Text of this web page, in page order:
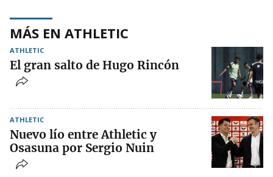
MÁS EN ATHLETIC
ATHLETIC
El gran salto de Hugo Rincón
ATHLETIC
Nuevo lío entre Athletic y
Osasuna por Sergio Nuin